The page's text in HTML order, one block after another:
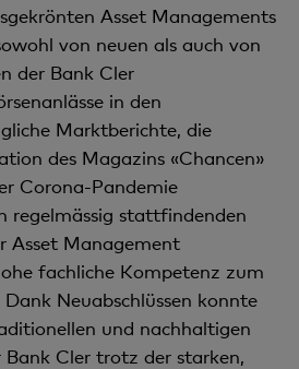
Asset Managements
von neuen als auch von
der Bank Cler
in den
Marktberichte, die
des Magazins «Chancen»
Corona-Pandemie
regelmässig stattfindenden
Asset Management
fachliche Kompetenz zum
Neuabschlüssen konnte
und nachhaltigen
Bank Cler trotz der starken,